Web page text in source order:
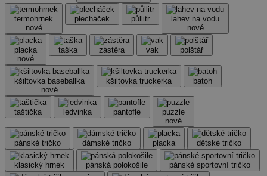
termohrnek
nové
plecháček půllitr
lahev na vodu
nové
placka
nové
taška zástěra vak polštář
kšiltovka baseballka
nové
kšiltovka truckerka batoh
taštička ledvinka pantofle
puzzle
nové
pánské tričko dámské tričko placka dětské tričko
klasický hrnek pánská polokošile pánské sportovní tričko